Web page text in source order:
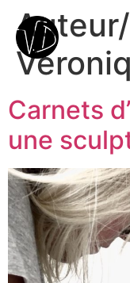
Carnets
une